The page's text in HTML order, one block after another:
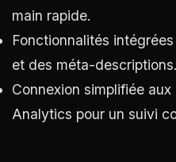
main rapide.
Fonctionnalités
et des méta-descriptions.
Connexion simplifiée
Analytics pour un suivi